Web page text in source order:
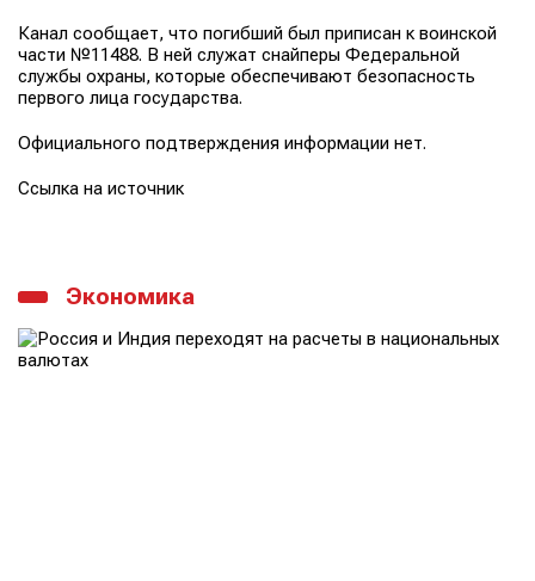
Канал сообщает, что погибший был приписан к воинской
части №11488. В ней служат снайперы Федеральной
службы охраны, которые обеспечивают безопасность
первого лица государства.
Официального подтверждения информации нет.
Ссылка на источник
Экономика